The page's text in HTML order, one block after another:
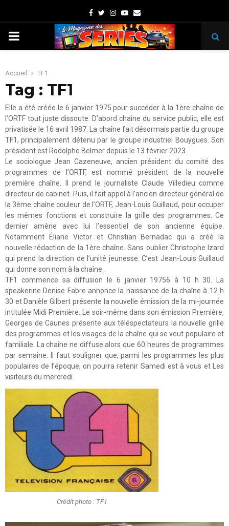
Facebook
TwitterInstagram
Youtube
Email
PRIMARY
Accueil TF1
Tag : TF1
Elle a été créée le 6 janvier 1975 pour succéder à la 1ère chaîne de
l’ORTF tout juste dissoute. D’abord chaîne du service public, elle est
privatisée le 16 avril 1987. La chaîne fait désormais partie du groupe
TF1, principalement détenu par le groupe industriel Bouygues. Son
président est Rodolphe Belmer depuis le 13 février 2023.
Le sociologue Jean Cazeneuve, ancien président du comité des
programmes de l’ORTF, est nommé président de la nouvelle
première chaîne. Il prend le journaliste Claude Villedieu comme
directeur de cabinet. Puis, il fait appel à l’ancien directeur général de
la 3ème chaîne couleur de l’ORTF, Jean-Louis Guillaud, pour occuper
les mêmes fonctions et construire la grille des programmes. Ce
dernier amène avec lui l’essentiel de son ancienne équipe.
Notamment Éliane Victor et Christian Bernadac qui a créé la
nouvelle rédaction de la 1ère chaîne. Sans oublier Christophe Izard
qui prend la direction de l’unité jeunesse. C’est Jean-Louis Guillaud
qui donne son nom à la chaîne.
TF1 commence sa diffusion le 6 janvier 19756 à 10 h 30. La
speakerine Denise Fabre annonce la naissance de la chaîne à 12 h
30 et Danièle Gilbert présente la nouvelle émission de la mi-journée
intitulée Midi Première. Le soir-même dans son émission Première,
Georges de Caunes présente aux téléspectateurs la nouvelle grille
des programmes et les visages de la chaîne qui se veut populaire et
familiale. La chaîne ne diffuse alors que 60 heures de programmes
par semaine. Il faut souligner que, parmi les programmes les plus
populaires de l’époque, on pourra retenir Samedi est à vous et Les
visiteurs du mercredi.
Crédit photo : TF1